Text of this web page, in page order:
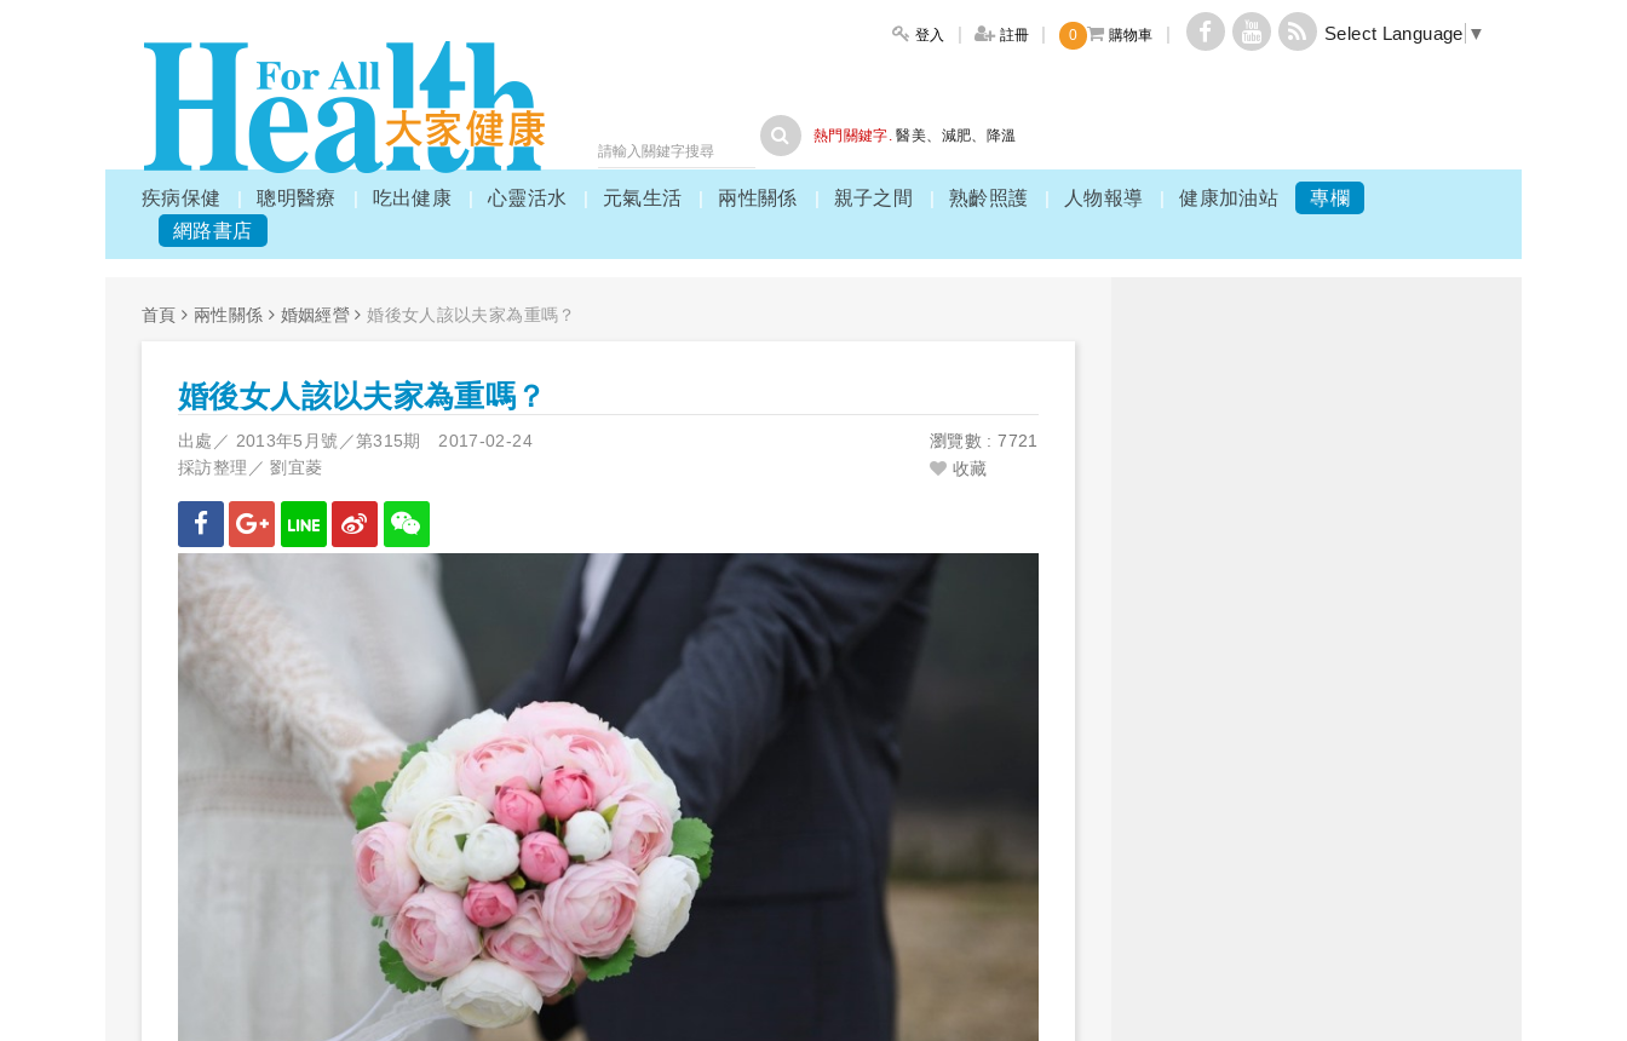
登入 註冊 0 購物車 Select Language ▼
熱門關鍵字. 醫美、 減肥、 降溫
疾病保健 聰明醫療 吃出健康 心靈活水 元氣生活 兩性關係 親子之間 熟齡照護 人物報導 健康加油站
專欄
網路書店
首頁 兩性關係 婚姻經營 婚後女人該以夫家為重嗎？
婚後女人該以夫家為重嗎？
出處／ 2013年5月號／第315期 2017-02-24
採訪整理／ 劉宜菱
瀏覽數 : 7721
收藏